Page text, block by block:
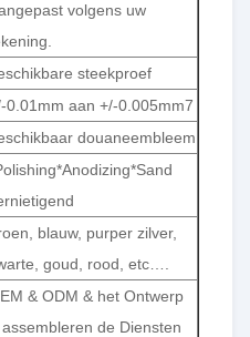
volgens uw
steekproef
0.01mm aan +/-0.005mm7
douaneembleem
blauw, purper zilver,
goud, rood, etc….
& ODM & het Ontwerp
de Diensten